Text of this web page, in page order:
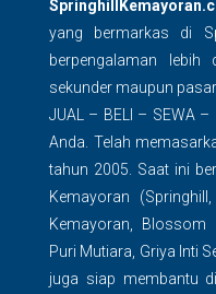
yang bermarkas di
berpengalaman
sekunder maupun
JUAL – BELI – SEWA –
Anda. Telah
tahun 2005. Saat ini
Kemayoran
Kemayoran, Blossom
Puri Mutiara, Griya Inti
juga siap membantu